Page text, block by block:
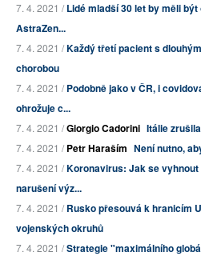
7. 4. 2021 /Lidé mladší 30 let by měli
AstraZen...
7. 4. 2021 /Každý třetí pacient s
chorobou
7. 4. 2021 /Podobně jako v ČR, i
ohrožuje c...
7. 4. 2021 /Giorgio Cadorini Itálie
7. 4. 2021 /Petr Haraším Není nutno,
7. 4. 2021 /Koronavirus: Jak se
narušení výz...
7. 4. 2021 /Rusko přesouvá k hranicím
vojenských okruhů
7. 4. 2021 /Strategie "maximálního